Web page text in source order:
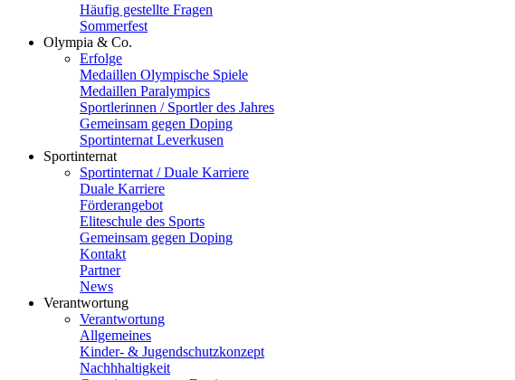
Häufig gestellte Fragen
Sommerfest
Olympia & Co.
Erfolge
Medaillen Olympische Spiele
Medaillen Paralympics
Sportlerinnen / Sportler des Jahres
Gemeinsam gegen Doping
Sportinternat Leverkusen
Sportinternat
Sportinternat / Duale Karriere
Duale Karriere
Förderangebot
Eliteschule des Sports
Gemeinsam gegen Doping
Kontakt
Partner
News
Verantwortung
Verantwortung
Allgemeines
Kinder- & Jugendschutzkonzept
Nachhhaltigkeit